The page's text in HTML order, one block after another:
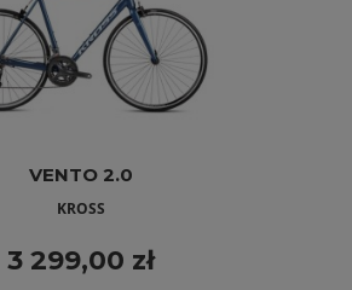
VENTO 2.0
KROSS
3 299,00 zł